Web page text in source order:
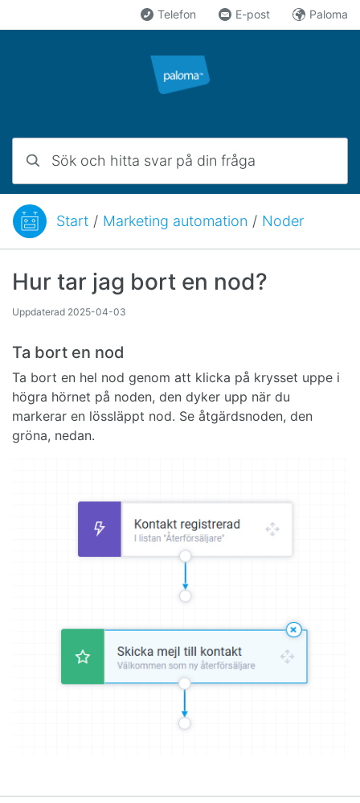
Telefon E-post Paloma
Du är här:Start / Marketing automation / Noder
Hur tar jag bort en nod?
Uppdaterad 2025-04-03
Ta bort en nod
Ta bort en hel nod genom att klicka på krysset uppe i
högra hörnet på noden, den dyker upp när du
markerar en lössläppt nod. Se åtgärdsnoden, den
gröna, nedan.